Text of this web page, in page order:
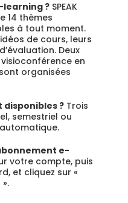
learning ?SPEAK
14 thèmes
à tout moment.
de cours, leurs
Deux
en
organisées
disponibles ?Trois
semestriel ou
e-
votre compte, puis
et cliquez sur «